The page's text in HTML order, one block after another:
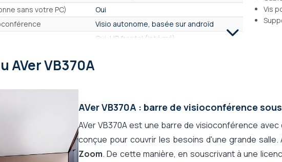
sans votre PC)
Oui
Visio autonome, basée sur androïd
Oui, HP frontal (intégré)
UHD 4K 2160p - 8 Mpx
16,0 Mpx (2 x 8 Mpx)
Entre 16 et 36 Mpx
120°
Vis
AVer VB370A
AVer VB370A : barre de visioconférence
AVer VB370A est une barre de visioconférence
conçue pour couvrir les besoins d'une grande salle.
Zoom. De cette manière, en souscrivant à une